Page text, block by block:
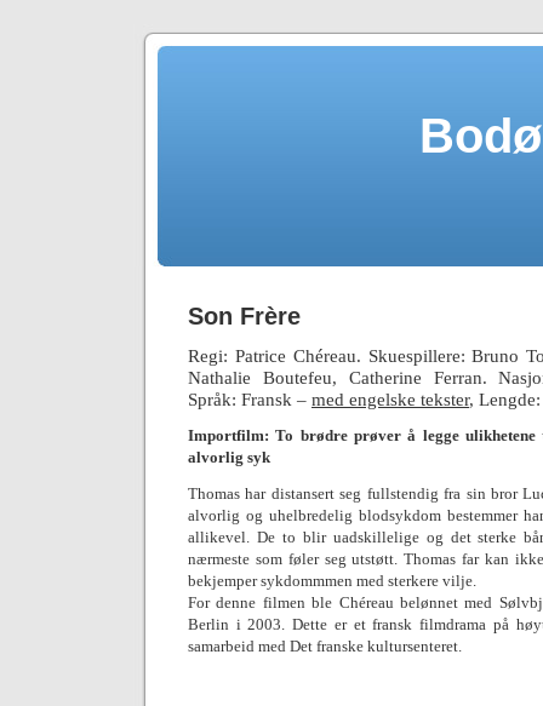
Son Frère
Regi: Patrice Chéreau. Skuespillere: Bruno
Nathalie Boutefeu, Catherine Ferran.
Språk: Fransk – med engelske tekster,
Importfilm: To brødre prøver å legge
alvorlig syk
Thomas har distansert seg fullstendig fra sin bror
alvorlig og uhelbredelig blodsykdom bestemmer
allikevel. De to blir uadskillelige og det sterke
nærmeste som føler seg utstøtt. Thomas far kan
bekjemper sykdommmen med sterkere vilje.
For denne filmen ble Chéreau belønnet med
Berlin i 2003. Dette er et fransk filmdrama på
samarbeid med Det franske kultursenteret.